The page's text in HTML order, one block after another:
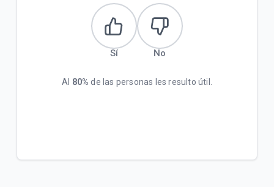
Sí No
Al 80% de las personas les resulto útil.